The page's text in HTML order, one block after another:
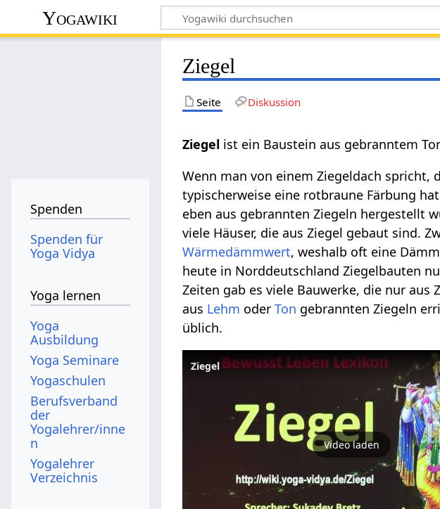
Yogawiki
Ziegel
Seite Diskussion
ist ein Baustein aus gebranntem
Wenn man von einem Ziegeldach spricht,
typischerweise eine rotbraune Färbung
eben aus gebrannten Ziegeln hergestellt
viele Häuser, die aus Ziegel gebaut sind.
Wärmedämmwert, weshalb oft eine
heute in Norddeutschland Ziegelbauten
Zeiten gab es viele Bauwerke, die nur
aus Lehm oderTon gebrannten Ziegeln
üblich.
Video laden
Spenden
Spenden für
Yoga Vidya
Yoga lernen
Yoga
Ausbildung
Yoga Seminare
Yogaschulen
Berufsverband
der
Yogalehrer/inne
n
Yogalehrer
Verzeichnis